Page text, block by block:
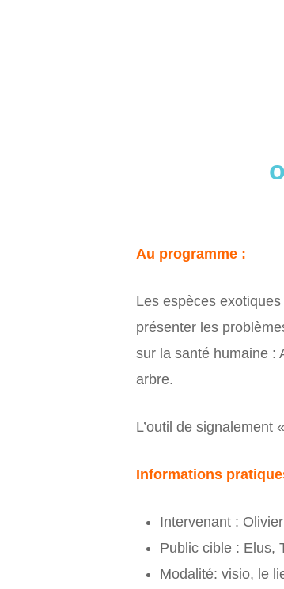
Au programme :
Les espèces
présenter les
sur la santé humaine :
arbre.
L’outil de signalement
Informations
Intervenant :
Public cible : Elus,
Modalité: visio, le